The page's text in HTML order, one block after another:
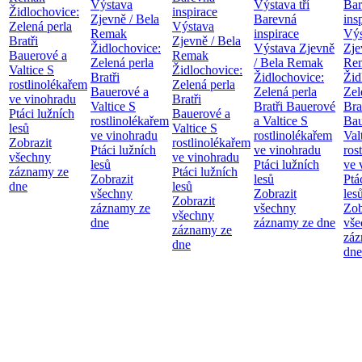
Židlochovice:
Zelená perla
Bratři
Bauerové a
Valtice S
rostlinolékařem
ve vinohradu
Ptáci lužních
lesů
Zobrazit
všechny
záznamy ze
dne
Výstava
Zjevně / Bela
Remak
Židlochovice:
Zelená perla
Bratři
Bauerové a
Valtice S
rostlinolékařem
ve vinohradu
Ptáci lužních
lesů
Zobrazit
všechny
záznamy ze
dne
inspirace
Výstava
Zjevně / Bela
Remak
Židlochovice:
Zelená perla
Bratři
Bauerové a
Valtice S
rostlinolékařem
ve vinohradu
Ptáci lužních
lesů
Zobrazit
všechny
záznamy ze
dne
Výstava tří
Barevná
inspirace
Výstava Zjevně
/ Bela Remak
Židlochovice:
Zelená perla
Bratři Bauerové
a Valtice S
rostlinolékařem
ve vinohradu
Ptáci lužních
lesů
Zobrazit
všechny
záznamy ze dne
ve
dne